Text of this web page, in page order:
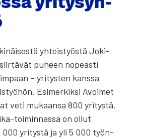
yhteis­työs­tä Joki­
puheen nopeas­ti
– yri­tys­ten kans­sa
Esi­mer­kik­si Avoi­met
veti mukaan­sa 800 yri­tys­tä.
toi­min­nas­sa on ollut
000 yri­tys­tä ja yli 5 000 työn­